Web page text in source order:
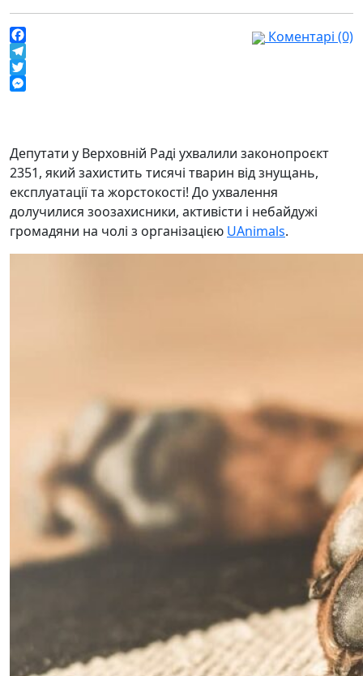
Facebook
Telegram
Twitter
Коментарі (0)
Депутати у Верховній Раді ухвалили законопроєкт
2351, який захистить тисячі тварин від знущань,
експлуатації та жорстокості! До ухвалення
долучилися зоозахисники, активісти і небайдужі
громадяни на чолі з організацією UAnimals.